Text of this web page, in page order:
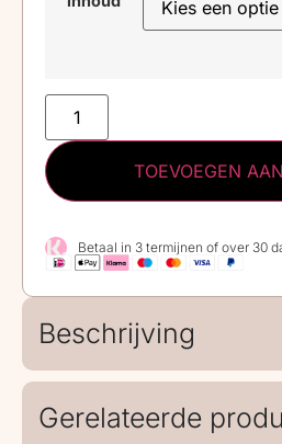
TOEVOEGEN
Betaal in 3 termijnen of over 30
Beschrijving
Gerelateerde